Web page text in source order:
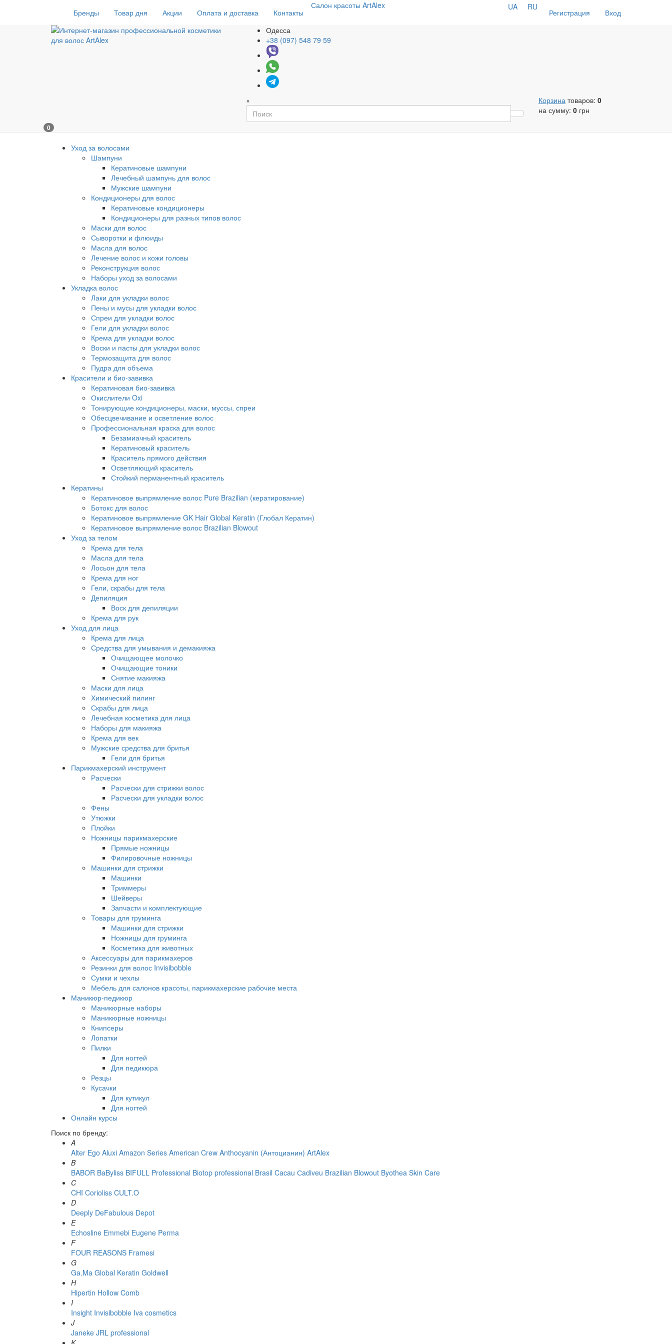
Бренды Товар дня Акции Оплата и доставка Контакты
Салон красоты ArtAlex
Регистрация Вход
UA RU
Одесса
+38 (097) 548 79 59
× Корзина товаров: 0
на сумму: 0 грн
0
Уход за волосами
Шампуни
Кератиновые шампуни
Лечебный шампунь для волос
Мужские шампуни
Кондиционеры для волос
Кератиновые кондиционеры
Кондиционеры для разных типов волос
Маски для волос
Сыворотки и флюиды
Масла для волос
Лечение волос и кожи головы
Реконструкция волос
Наборы уход за волосами
Укладка волос
Лаки для укладки волос
Пены и мусы для укладки волос
Спреи для укладки волос
Гели для укладки волос
Крема для укладки волос
Воски и пасты для укладки волос
Термозащита для волос
Пудра для объема
Красители и био-завивка
Кератиновая био-завивка
Окислители Oxi
Тонирующие кондиционеры, маски, муссы, спреи
Обесцвечивание и осветление волос
Профессиональная краска для волос
Безамиачный краситель
Кератиновый краситель
Краситель прямого действия
Осветляющий краситель
Стойкий перманентный краситель
Кератины
Кератиновое выпрямление волос Pure Brazilian (кератирование)
Ботокс для волос
Кератиновое выпрямление GK Hair Global Keratin (Глобал Кератин)
Кератиновое выпрямление волос Brazilian Blowout
Уход за телом
Крема для тела
Масла для тела
Лосьон для тела
Крема для ног
Гели, скрабы для тела
Депиляция
Воск для депиляции
Крема для рук
Уход для лица
Крема для лица
Средства для умывания и демакияжа
Очищающее молочко
Очищающие тоники
Снятие макияжа
Маски для лица
Химический пилинг
Скрабы для лица
Лечебная косметика для лица
Наборы для макияжа
Крема для век
Мужские средства для бритья
Гели для бритья
Парикмахерский инструмент
Расчески
Расчески для стрижки волос
Расчески для укладки волос
Фены
Утюжки
Плойки
Ножницы парикмахерские
Прямые ножницы
Филировочные ножницы
Машинки для стрижки
Машинки
Триммеры
Шейверы
Запчасти и комплектующие
Товары для груминга
Машинки для стрижки
Ножницы для груминга
Косметика для животных
Аксессуары для парикмахеров
Резинки для волос Invisibobble
Сумки и чехлы
Мебель для салонов красоты, парикмахерские рабочие места
Маникюр-педикюр
Маникюрные наборы
Маникюрные ножницы
Книпсеры
Лопатки
Пилки
Для ногтей
Для педикюра
Резцы
Кусачки
Для кутикул
Для ногтей
Онлайн курсы
Поиск по бренду:
A
Alter Ego Aluxi Amazon Series American Crew Anthocyanin (Антоцианин) ArtAlex
B
BABOR BaByliss BIFULL Professional Biotop professional Brasil Cacau Сadiveu Brazilian Blowout Byothea Skin Care
C
CHI Corioliss CULT.O
D
Deeply DeFabulous Depot
E
Echosline Emmebi Eugene Perma
F
FOUR REASONS Framesi
G
Ga.Ma Global Keratin Goldwell
H
Hipertin Hollow Comb
I
Insight Invisibobble Iva cosmetics
J
Janeke JRL professional